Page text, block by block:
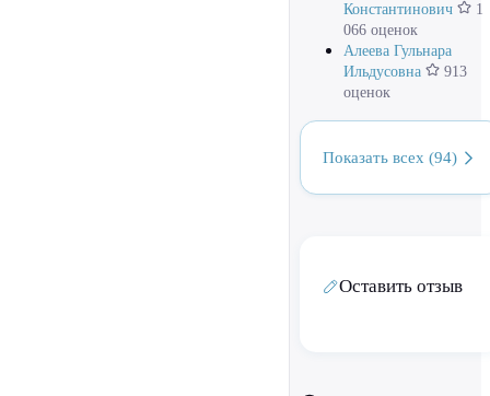
Константинович
1
066 оценок
Алеева Гульнара
Ильдусовна
913
оценок
Показать всех (94)
Оставить отзыв